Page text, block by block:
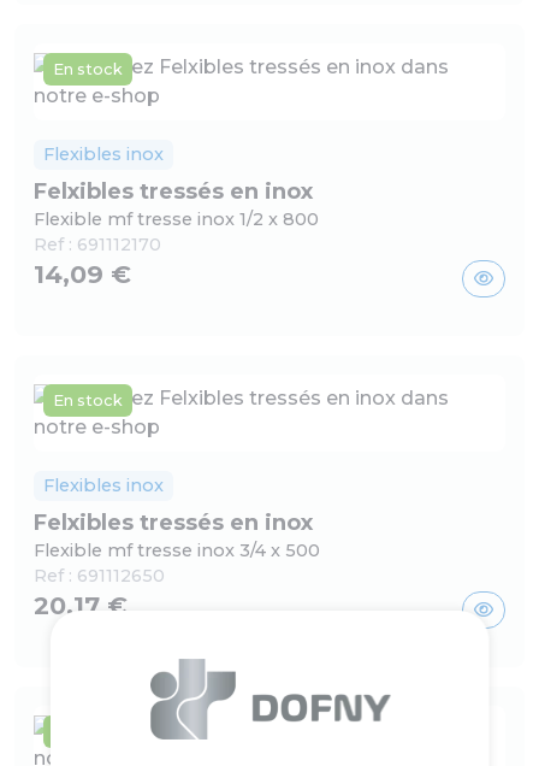
En stock
Flexibles inox
Felxibles tressés en inox
Flexible mf tresse inox 1/2 x 800
Ref : 691112170
14,09 €
En stock
Flexibles inox
Felxibles tressés en inox
Flexible mf tresse inox 3/4 x 500
Ref : 691112650
20,17 €